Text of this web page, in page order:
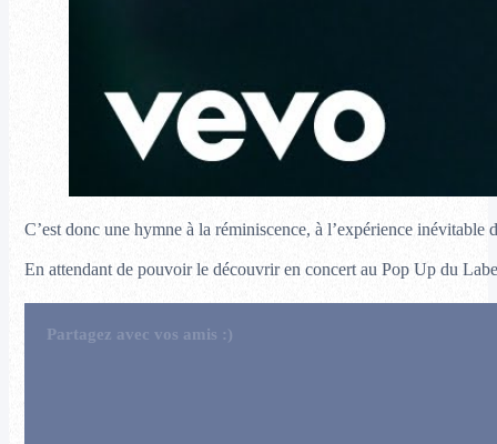
C’est donc une hymne à la réminiscence, à l’expérience
En attendant de pouvoir le découvrir en concert au Pop Up du
Partagez avec vos amis :)